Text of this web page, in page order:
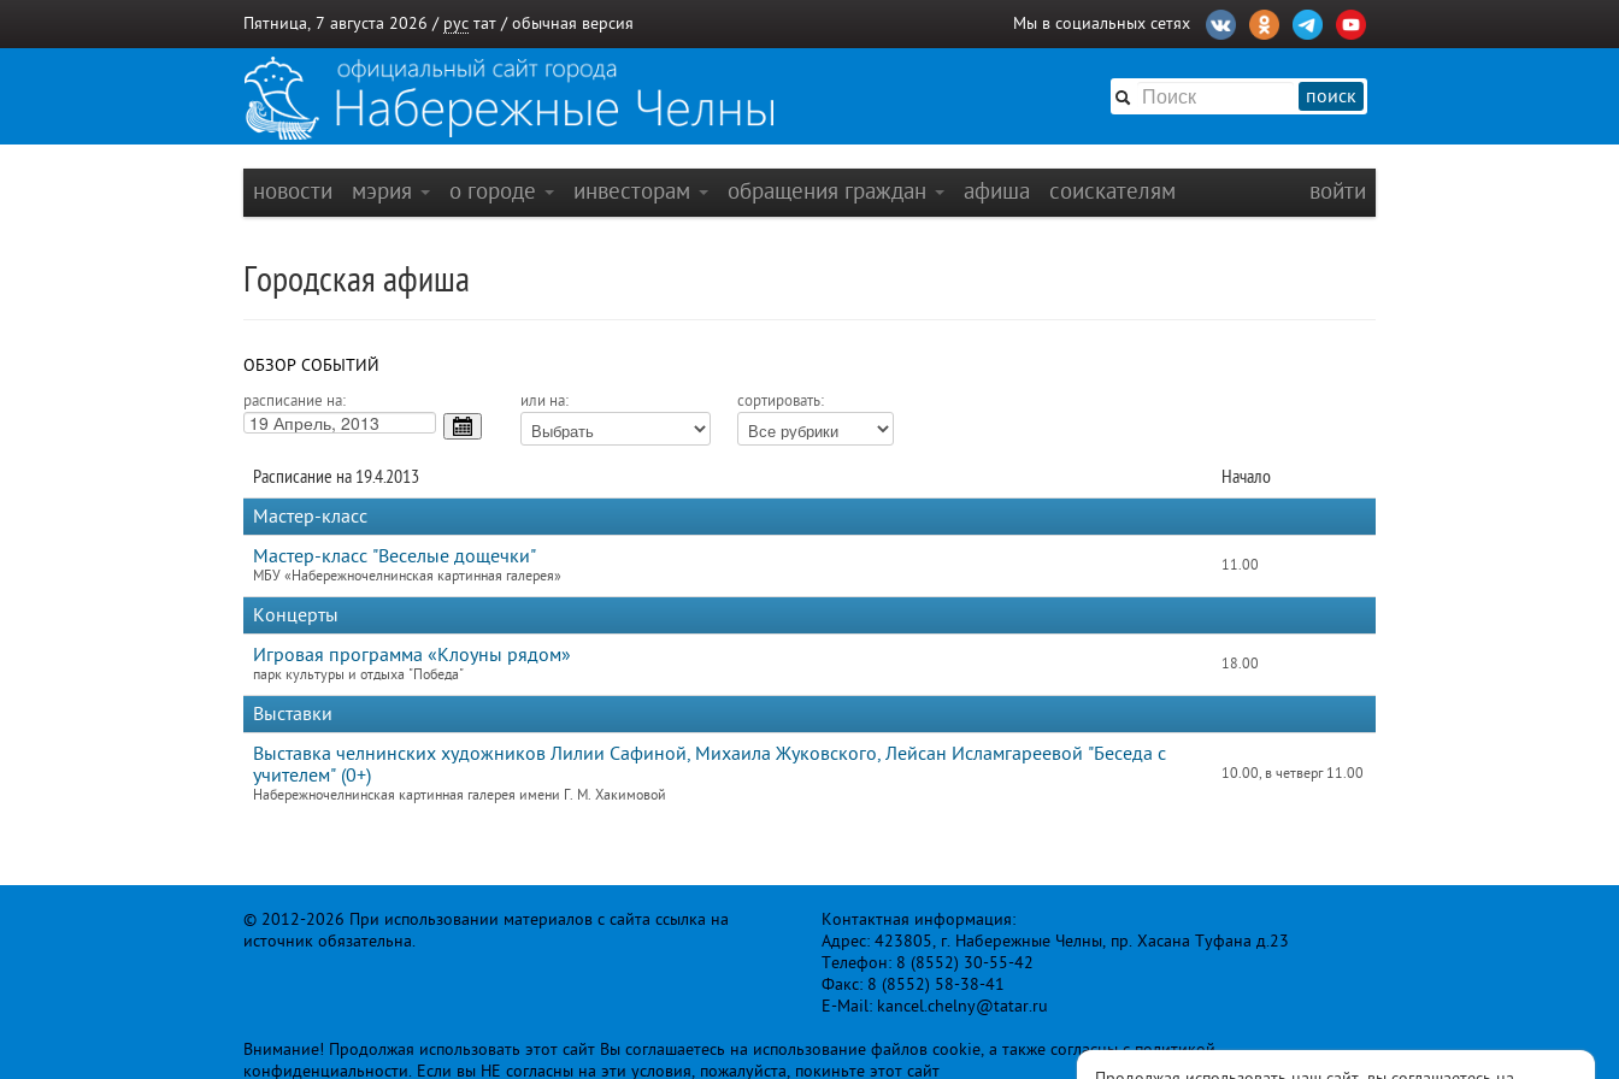
Пятница, 7 августа 2026 / рус тат / обычная версия Мы в социальных сетях
поиск
новости мэрия о городе инвесторам обращения граждан афиша соискателям войти
Городская афиша
ОБЗОР СОБЫТИЙ
расписание на: или на: сортировать:
Расписание на 19.4.2013
Начало
Мастер-класс
Мастер-класс "Веселые дощечки"
МБУ «Набережночелнинская картинная галерея»
11.00
Концерты
Игровая программа «Клоуны рядом»
парк культуры и отдыха "Победа"
18.00
Выставки
Выставка челнинских художников Лилии Сафиной, Михаила Жуковского, Лейсан Исламгареевой "Беседа с
учителем" (0+)
Набережночелнинская картинная галерея имени Г. М. Хакимовой
10.00, в четверг 11.00
© 2012-2026 При использовании материалов с сайта ссылка на
источник обязательна.
Контактная информация:
Адрес: 423805, г. Набережные Челны, пр. Хасана Туфана д.23
Телефон: 8 (8552) 30-55-42
Факс: 8 (8552) 58-38-41
E-Mail: kancel.chelny@tatar.ru
Внимание! Продолжая использовать этот сайт Вы соглашаетесь на использование файлов cookie, а также согласны сполитикой
конфиденциальности. Если вы НЕ согласны на эти условия, пожалуйста, покиньте этот сайт